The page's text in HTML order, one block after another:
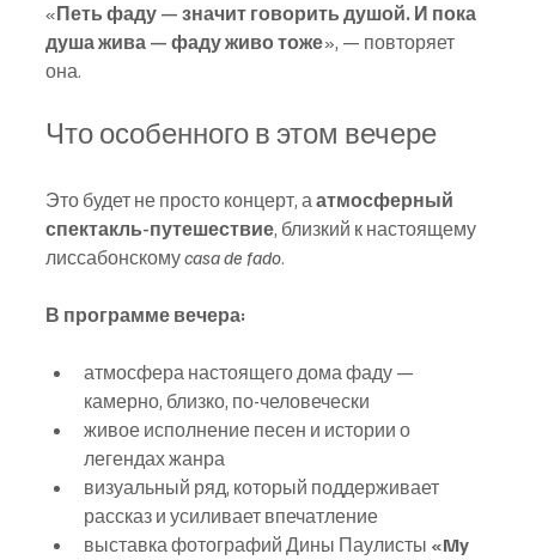
«Петь фаду — значит говорить душой. И пока
душа жива — фаду живо тоже», — повторяет
она.
Что особенного в этом вечере
Это будет не просто концерт, а атмосферный
спектакль-путешествие, близкий к настоящему
лиссабонскому casa de fado.
В программе вечера:
атмосфера настоящего дома фаду —
камерно, близко, по-человечески
живое исполнение песен и истории о
легендах жанра
визуальный ряд, который поддерживает
рассказ и усиливает впечатление
выставка фотографий Дины Паулисты «My